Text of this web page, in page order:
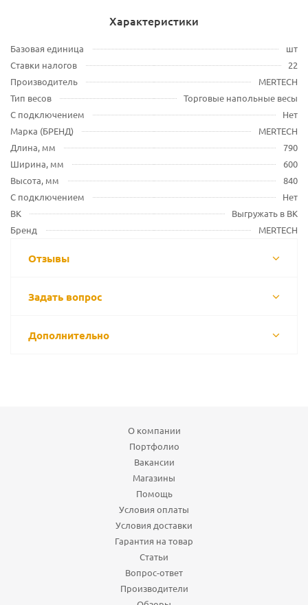
Характеристики
Базовая единица
шт
Ставки налогов
22
Производитель
MERTECH
Тип весов
Торговые напольные весы
С подключением
Нет
Марка (БРЕНД)
MERTECH
Длина, мм
790
Ширина, мм
600
Высота, мм
840
С подключением
Нет
ВК
Выгружать в ВК
Бренд
MERTECH
Отзывы
Задать вопрос
Дополнительно
О компании
Портфолио
Вакансии
Магазины
Помощь
Условия оплаты
Условия доставки
Гарантия на товар
Статьи
Вопрос-ответ
Производители